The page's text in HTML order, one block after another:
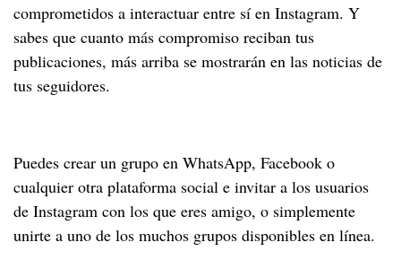
comprometidos a interactuar entre sí en Instagram. Y
sabes que cuanto más compromiso reciban tus
publicaciones, más arriba se mostrarán en las noticias de
tus seguidores.
Puedes crear un grupo en WhatsApp, Facebook o
cualquier otra plataforma social e invitar a los usuarios
de Instagram con los que eres amigo, o simplemente
unirte a uno de los muchos grupos disponibles en línea.